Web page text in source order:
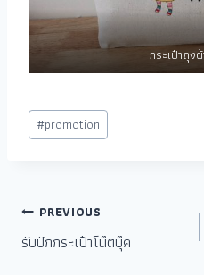
กระเป๋าถุง
#promotion
PREVIOUS
รับปักกระเป๋าโน๊ตบุ๊ค